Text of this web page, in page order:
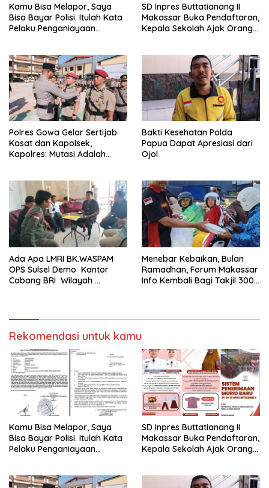
Kamu Bisa Melapor, Saya
Bisa Bayar Polisi. Itulah Kata
Pelaku Penganiayaan
Ini Belum Di Tangkap
SD Inpres Buttatianang II
Makassar Buka Pendaftaran,
Kepala Sekolah Ajak Orang
Polres Gowa Gelar Sertijab
Kasat dan Kapolsek,
Kapolres: Mutasi Adalah
Bakti Kesehatan Polda
Papua Dapat Apresiasi dari
Ojol
Ada Apa LMRI BK.WASPAM
OPS Sulsel Demo Kantor
Cabang BRI Wilayah
Menebar Kebaikan, Bulan
Ramadhan, Forum Makassar
Info Kembali Bagi Takjil 300
Rekomendasi untuk kamu
Kamu Bisa Melapor, Saya
Bisa Bayar Polisi. Itulah Kata
Pelaku Penganiayaan
Ini Belum Di Tangkap
SD Inpres Buttatianang II
Makassar Buka Pendaftaran,
Kepala Sekolah Ajak Orang